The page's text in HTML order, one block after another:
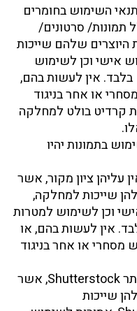
תנאי השימוש בחומרים
תמונות/ סרטונים/
היוצרים שלהם שייכות
אישי וכן לשימוש
אין לעשות בהם,
או אחר בניגוד
קרדיט בולט למחלקה
בתמונות יהיו
עליהן ציון מקור, אשר
שייכות למחלקה,
וכן לשימוש למטרות
אין לעשות בהם, או
או אחר בניגוד
4.2.2. תמונות מאתר Shutterstock, אשר
שייכות